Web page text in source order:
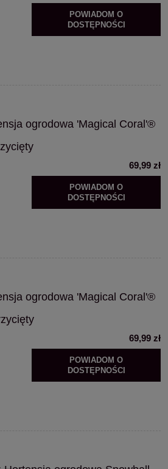
POWIADOM O
DOSTĘPNOŚCI
ogrodowa 'Magical Coral'®
69,99 zł
POWIADOM O
DOSTĘPNOŚCI
ogrodowa 'Magical Coral'®
69,99 zł
POWIADOM O
DOSTĘPNOŚCI